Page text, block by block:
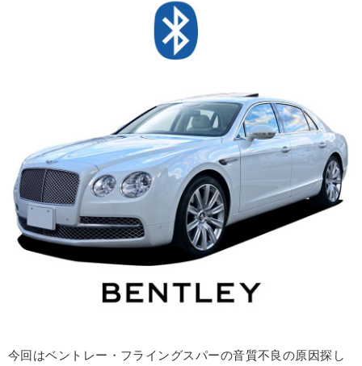
今回はベントレー・フライングスパーの音質不良の原因探し